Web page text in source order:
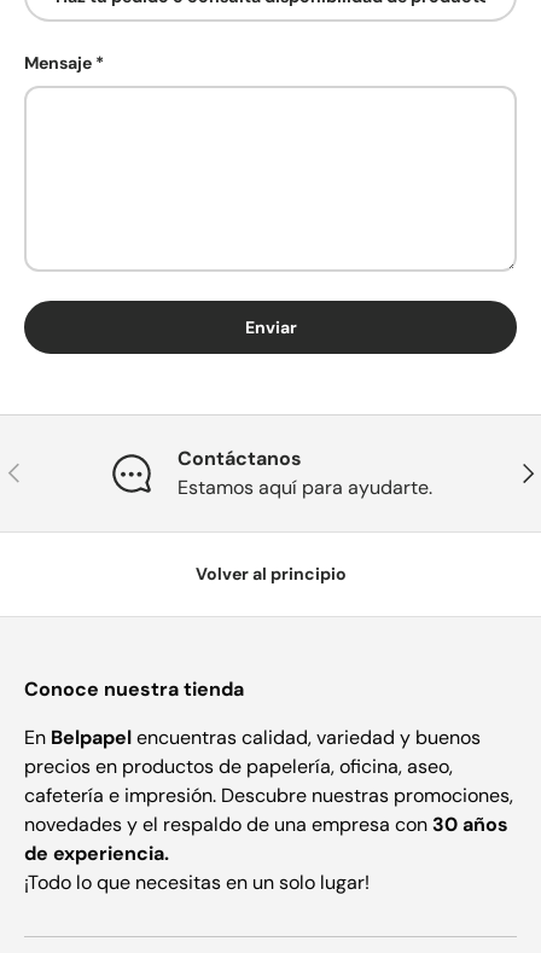
Mensaje
Enviar
Anterior
Contáctanos
Estamos aquí para ayudarte.
Volver al principio
Conoce nuestra tienda
En Belpapelencuentras calidad, variedad y buenos
precios en productos de papelería, oficina, aseo,
cafetería e impresión. Descubre nuestras promociones,
novedades y el respaldo de una empresa con30 años
de experiencia.
¡Todo lo que necesitas en un solo lugar!